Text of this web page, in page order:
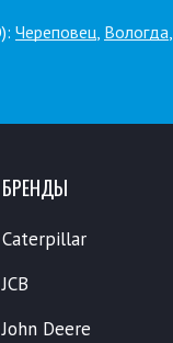
Череповец, Вологда,
БРЕНДЫ
Caterpillar
JCB
John Deere